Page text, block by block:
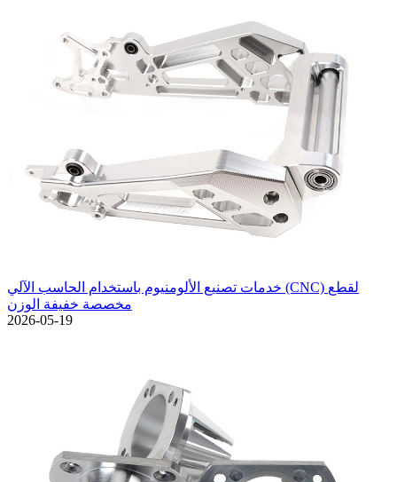
خدمات تصنيع الألومنيوم باستخدام الحاسب الآلي (CNC) لقطع
مخصصة خفيفة الوزن
2026-05-19